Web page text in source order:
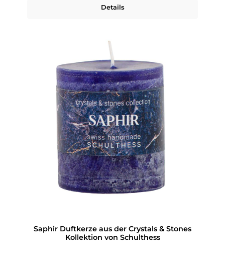
Details
Saphir Duftkerze aus der Crystals & Stones
Kollektion von Schulthess